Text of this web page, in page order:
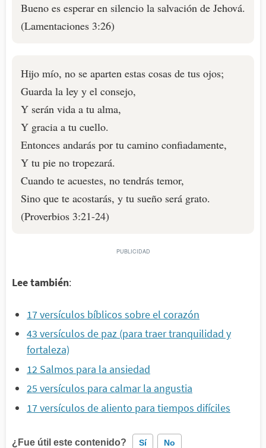
Bueno es esperar en silencio la salvación de Jehová.
(Lamentaciones 3:26)
Hijo mío, no se aparten estas cosas de tus ojos;
Guarda la ley y el consejo,
Y serán vida a tu alma,
Y gracia a tu cuello.
Entonces andarás por tu camino confiadamente,
Y tu pie no tropezará.
Cuando te acuestes, no tendrás temor,
Sino que te acostarás, y tu sueño será grato.
(Proverbios 3:21-24)
Lee también:
17 versículos bíblicos sobre el corazón
43 versículos de paz (para traer tranquilidad y
fortaleza)
12 Salmos para la ansiedad
25 versículos para calmar la angustia
17 versículos de aliento para tiempos difíciles
¿Fue útil este contenido? Sí No